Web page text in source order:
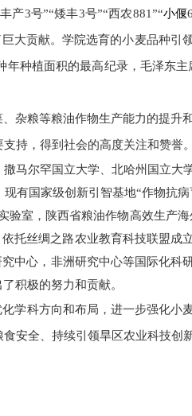
产3号”“矮丰3号”“西农881”“小偃
大贡献。学院选育的小麦品种引
种植面积的最高纪录，毛泽东
杂粮等粮油作物生产能力的提升
持，得到社会的高度关注和赞誉。
马尔罕国立大学、北哈州国立大
有国家级创新引智基地“作物抗
验室，陕西省粮油作物高效生产
托丝绸之路农业教育科技联盟成
中心，非洲研究中心等国际化科
积极的努力和贡献。
学科方向和布局，进一步强化小
安全、持续引领旱区农业科技创